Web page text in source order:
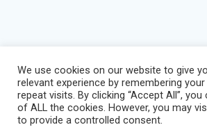
We use cookies on our website to give
relevant experience by remembering
repeat visits. By clicking “Accept All”,
of ALL the cookies. However, you may
to provide a controlled consent.